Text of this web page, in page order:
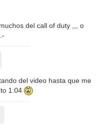
del call of duty ,,, o
del video hasta que me
1:04